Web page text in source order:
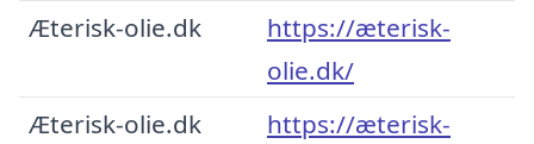
Æterisk-olie.dk
https://æterisk-
olie.dk/
Æterisk-olie.dk
https://æterisk-